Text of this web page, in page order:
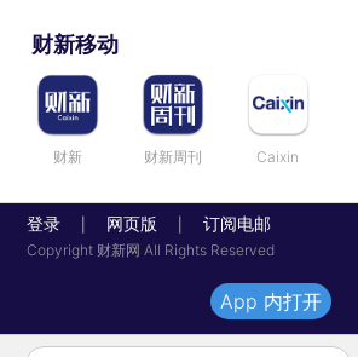
财新移动
财新 财新周刊 Caixin
登录 网页版 订阅电邮
Copyright 财新网 All Rights Reserved
App 内打开